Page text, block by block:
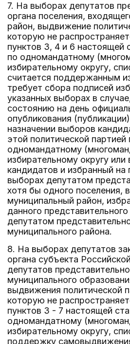
7. На выборах депутатов
органа поселения,
район, выдвижение
которую не
пунктов 3, 4 и 6 настоящей
по одномандатному
избирательному округу,
считается поддержанным
требует сбора подписей
указанных выборах в
состоянию на день
опубликования
назначении выборов
этой политической партией
одномандатному
избирательному округу или
кандидатов и избранный на
выборах депутатом
хотя бы одного поселения,
муниципальный район,
данного
депутатом
муниципального района.
8. На выборах депутатов
органа субъекта
депутатов
муниципального
выдвижения политической
которую не
пунктов 3 - 7 настоящей
одномандатному
избирательному округу,
поддержку